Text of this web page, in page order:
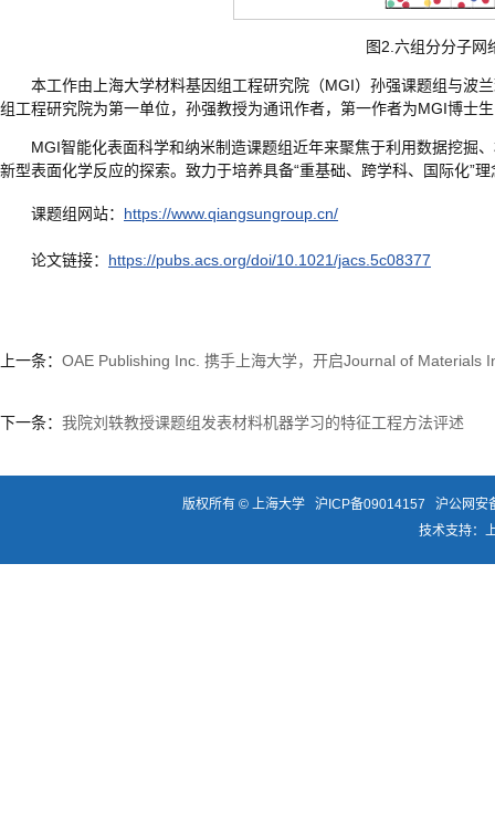
图2.六组分分子网
本工作由上海大学材料基因组工程研究院（MGI）孙强课题组与波
组工程研究院为第一单位，孙强教授为通讯作者，第一作者为MGI博士
MGI智能化表面科学和纳米制造课题组近年来聚焦于利用数据挖掘
新型表面化学反应的探索。致力于培养具备“重基础、跨学科、国际化”
课题组网站： https://www.qiangsungroup.cn/
论文链接： https://pubs.acs.org/doi/10.1021/jacs.5c08377
上一条： OAE Publishing Inc. 携手上海大学，开启Journal of Materials
下一条： 我院刘轶教授课题组发表材料机器学习的特征工程方法评述
版权所有 © 上海大学 沪ICP备09014157
沪公网安
技术支持：